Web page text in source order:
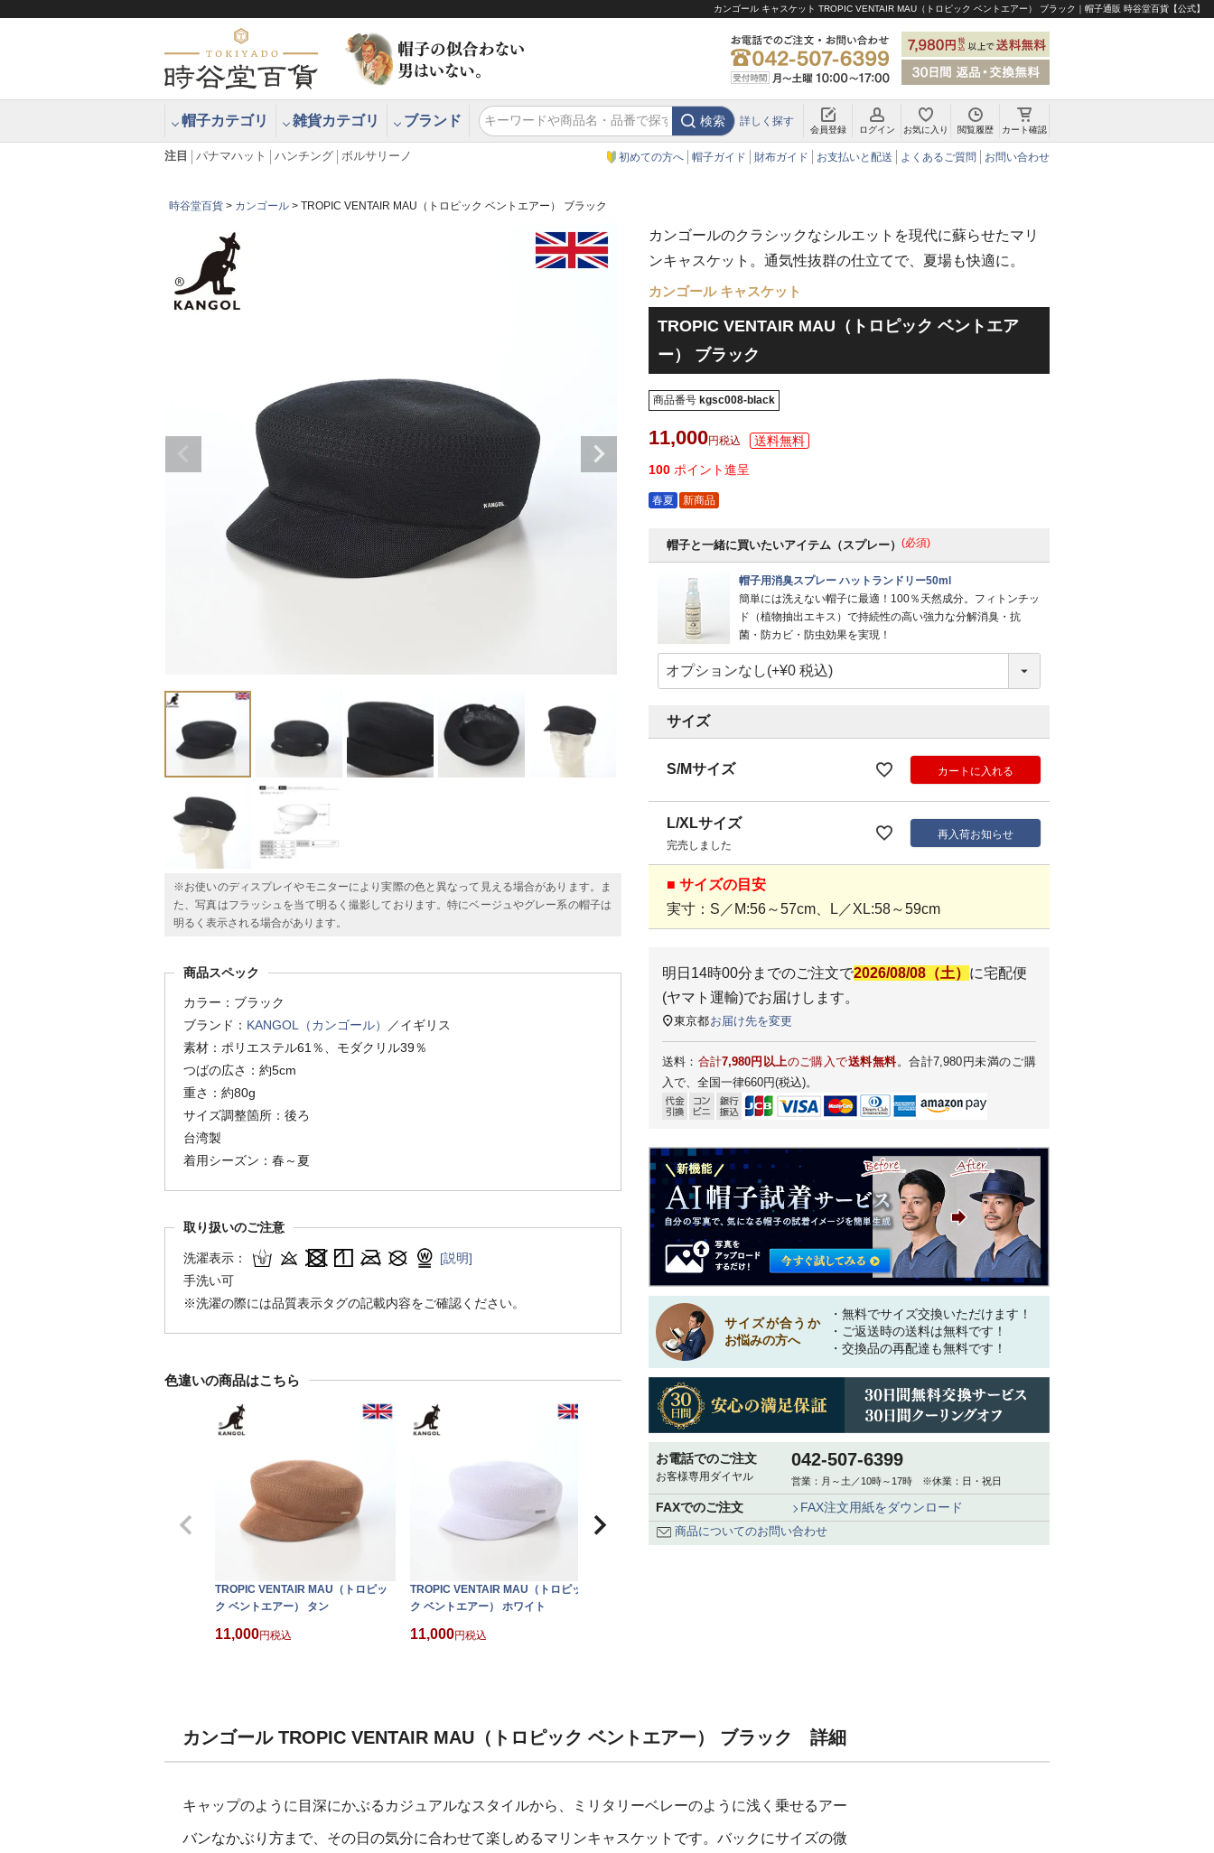
カンゴール キャスケット TROPIC VENTAIR MAU（トロピック ベントエアー） ブラック｜帽子通販 時谷堂百貨【公式】
帽子カテゴリ 雑貨カテゴリ ブランド 検索 詳しく探す
会員登録 ログイン お気に入り 閲覧履歴 カート確認
注目 パナマハット ハンチング ボルサリーノ 初めての方へ 帽子ガイド 財布ガイド お支払いと配送 よくあるご質問 お問い合わせ
時谷堂百貨 カンゴール TROPIC VENTAIR MAU（トロピック ベントエアー） ブラック
※お使いのディスプレイやモニターにより実際の色と異なって見える場合があります。ま
た、写真はフラッシュを当て明るく撮影しております。特にベージュやグレー系の帽子は
明るく表示される場合があります。
商品スペック
カラー：ブラック
ブランド： KANGOL（カンゴール）
／イギリス
素材：ポリエステル61％、モダクリル39％
つばの広さ：約5cm
重さ：約80g
サイズ調整箇所：後ろ
台湾製
着用シーズン：春～夏
取り扱いのご注意
洗濯表示：
[説明]
手洗い可
※洗濯の際には品質表示タグの記載内容をご確認ください。
色違いの商品はこちら
TROPIC VENTAIR MAU（トロピッ
ク ベントエアー） タン
11,000 税込
TROPIC VENTAIR MAU（トロピッ
ク ベントエアー） ホワイト
11,000 税込
カンゴールのクラシックなシルエットを現代に蘇らせたマリ
ンキャスケット。通気性抜群の仕立てで、夏場も快適に。
カンゴール キャスケット
TROPIC VENTAIR MAU（トロピック ベントエア
ー） ブラック
商品番号 kgsc008-black
11,000 税込
100 ポイント進呈
春夏 新商品
帽子と一緒に買いたいアイテム（スプレー） (必須)
帽子用消臭スプレー ハットランドリー50ml
簡単には洗えない帽子に最適！100％天然成分。フィトンチッ
ド（植物抽出エキス）で持続性の高い強力な分解消臭・抗
菌・防カビ・防虫効果を実現！
サイズ
S/Mサイズ カートに入れる
L/XLサイズ
完売しました
再入荷お知らせ
■ サイズの目安
実寸：S／M:56～57cm、L／XL:58～59cm
明日 14時00分 までのご注文で2026/08/08（土） に宅配便
(ヤマト運輸)でお届けします。
東京都お届け先を変更
送料： 合計7,980円以上のご購入で送料無料。合計7,980円未満のご購
入で、全国一律660円(税込)。
サイズが合うか
お悩みの方へ
・無料でサイズ交換いただけます！
・ご返送時の送料は無料です！
・交換品の再配達も無料です！
お電話でのご注文
お客様専用ダイヤル
042-507-6399
営業：月～土／10時～17時 ※休業：日・祝日
FAXでのご注文 FAX注文用紙をダウンロード
商品についてのお問い合わせ
カンゴール TROPIC VENTAIR MAU（トロピック ベントエアー） ブラック 詳細
キャップのように目深にかぶるカジュアルなスタイルから、ミリタリーベレーのように浅く乗せるアー
バンなかぶり方まで、その日の気分に合わせて楽しめるマリンキャスケットです。バックにサイズの微